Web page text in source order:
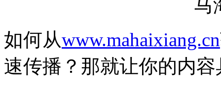
如何从www.mahaixiang.cn
速传播？那就让你的内